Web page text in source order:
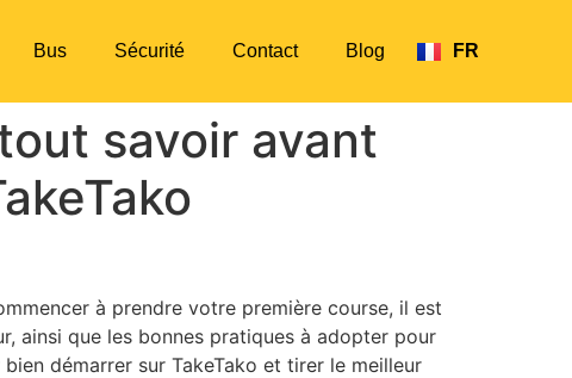
Bus Sécurité Contact Blog FR
EN
savoir avant
à prendre votre première course, il est
ainsi que les bonnes pratiques à adopter pour
démarrer sur TakeTako et tirer le meilleur